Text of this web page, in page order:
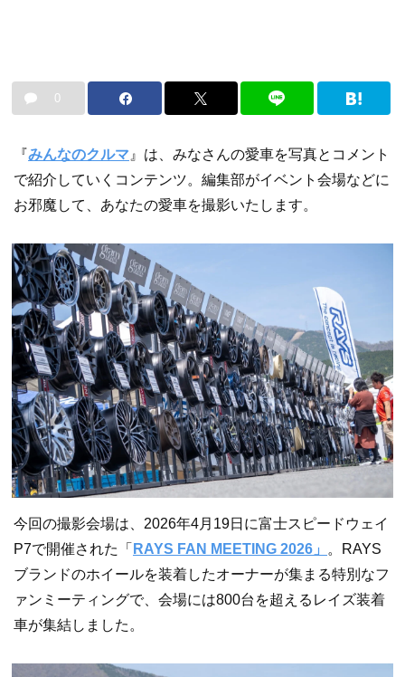
0
『みんなのクルマ 』は、みなさんの愛車を写真とコメント
で紹介していくコンテンツ。編集部がイベント会場などに
お邪魔して、あなたの愛車を撮影いたします。
今回の撮影会場は、2026年4月19日に富士スピードウェイ
P7で開催された「 RAYS FAN MEETING 2026」
。RAYS
ブランドのホイールを装着したオーナーが集まる特別なフ
ァンミーティングで、会場には800台を超えるレイズ装着
車が集結しました。